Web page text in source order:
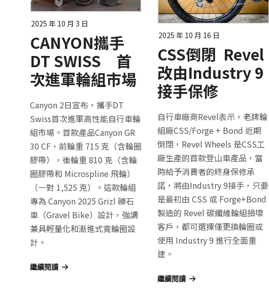
2025 年 10 月 3 日
CANYON攜手
DT SWISS 首
次進軍輪組市場
Canyon 2日宣布，攜手DT
Swiss首次進軍高性能自行車輪
組市場。首款產品Canyon GR
30 CF，前輪重 715 克（含輪圈
膠帶），後輪重 810 克（含輪
圈膠帶和 Microspline 飛輪）
（一對 1,525 克）。這款輪組
專為 Canyon 2025 Grizl 礫石
車（Gravel Bike）設計，強調
兼具輕量化和漸進式寬輪圈設
計。
繼續閱讀
2025 年 10 月 16 日
CSS倒閉 Revel
改由Industry 9
接手保修
自行車廠商Revel表示，老牌輪
組廠CSS/Forge + Bond 近期
倒閉，Revel Wheels 是CSS工
廠生產的首款登山車產品，當
時給予消費者的終身保修承
諾，將由Industry 9接手，只要
是最初由 CSS 或 Forge+Bond
製造的 Revel 碳纖維輪組損壞
客戶，都可選擇僅更換輪圈或
使用 Industry 9 進行全面重
建。
繼續閱讀